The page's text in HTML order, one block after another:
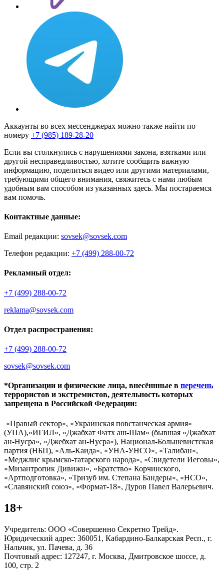
Аккаунты во всех мессенджерах можно также найти по
номеру +7 (985) 189-28-20
Если вы столкнулись с нарушениями закона, взятками или
другой несправедливостью, хотите сообщить важную
информацию, поделиться видео или другими материалами,
требующими общего внимания, свяжитесь с нами любым
удобным вам способом из указанных здесь. Мы постараемся
вам помочь.
Контактные данные:
Email редакции: sovsek@sovsek.com
Телефон редакции: +7 (499) 288-00-72
Рекламный отдел:
+7 (499) 288-00-72
reklama@sovsek.com
Отдел распространения:
+7 (499) 288-00-72
sovsek@sovsek.com
*Организации и физические лица, внесённные в перечень
террористов и экстремистов, деятельность которых
запрещена в Российской Федерации:
«Правый сектор», «Украинская повстанческая армия»
(УПА),«ИГИЛ», «Джабхат Фатх аш-Шам» (бывшая «Джабхат
ан-Нусра», «Джебхат ан-Нусра»), Национал-Большевистская
партия (НБП), «Аль-Каида», «УНА-УНСО», «Талибан»,
«Меджлис крымско-татарского народа», «Свидетели Иеговы»,
«Мизантропик Дивижн», «Братство» Корчинского,
«Артподготовка», «Тризуб им. Степана Бандеры», «НСО»,
«Славянский союз», «Формат-18», Дуров Павел Валерьевич.
18+
Учредитель: ООО «Совершенно Секретно Трейд».
Юридический адрес: 360051, Кабардино-Балкарская Респ., г.
Нальчик, ул. Пачева, д. 36
Почтовый адрес: 127247, г. Москва, Дмитровское шоссе, д.
100, стр. 2